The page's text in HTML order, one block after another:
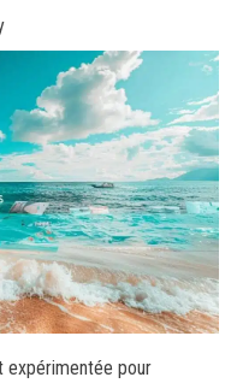
expérimentée pour